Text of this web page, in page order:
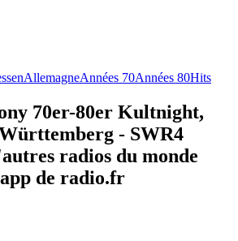
AllemagneAnnées 70Années 80Hits
70er-80er Kultnight,
- SWR4
radios du monde
de radio.fr